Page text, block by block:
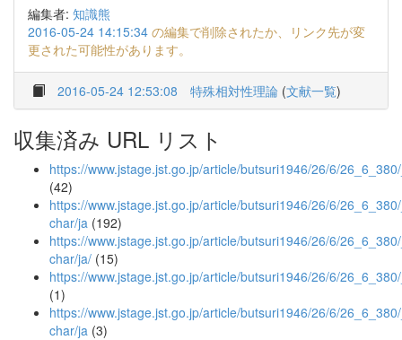
編集者: 知識熊
2016-05-24 14:15:34 の編集で削除されたか、リンク先が変
更された可能性があります。
2016-05-24 12:53:08 特殊相対性理論 (文献一覧)
収集済み URL リスト
https://www.jstage.jst.go.jp/article/butsuri1946/26/6/
(42)
https://www.jstage.jst.go.jp/article/butsuri1946/26/6/
char/ja (192)
https://www.jstage.jst.go.jp/article/butsuri1946/26/6/
char/ja/ (15)
https://www.jstage.jst.go.jp/article/butsuri1946/26/6/
(1)
https://www.jstage.jst.go.jp/article/butsuri1946/26/6/
char/ja (3)